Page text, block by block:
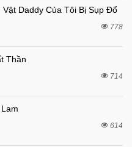
trước
tháng trước
trước
Vật Daddy Của Tôi Bị Sụp Đổ
778
Thần
714
614